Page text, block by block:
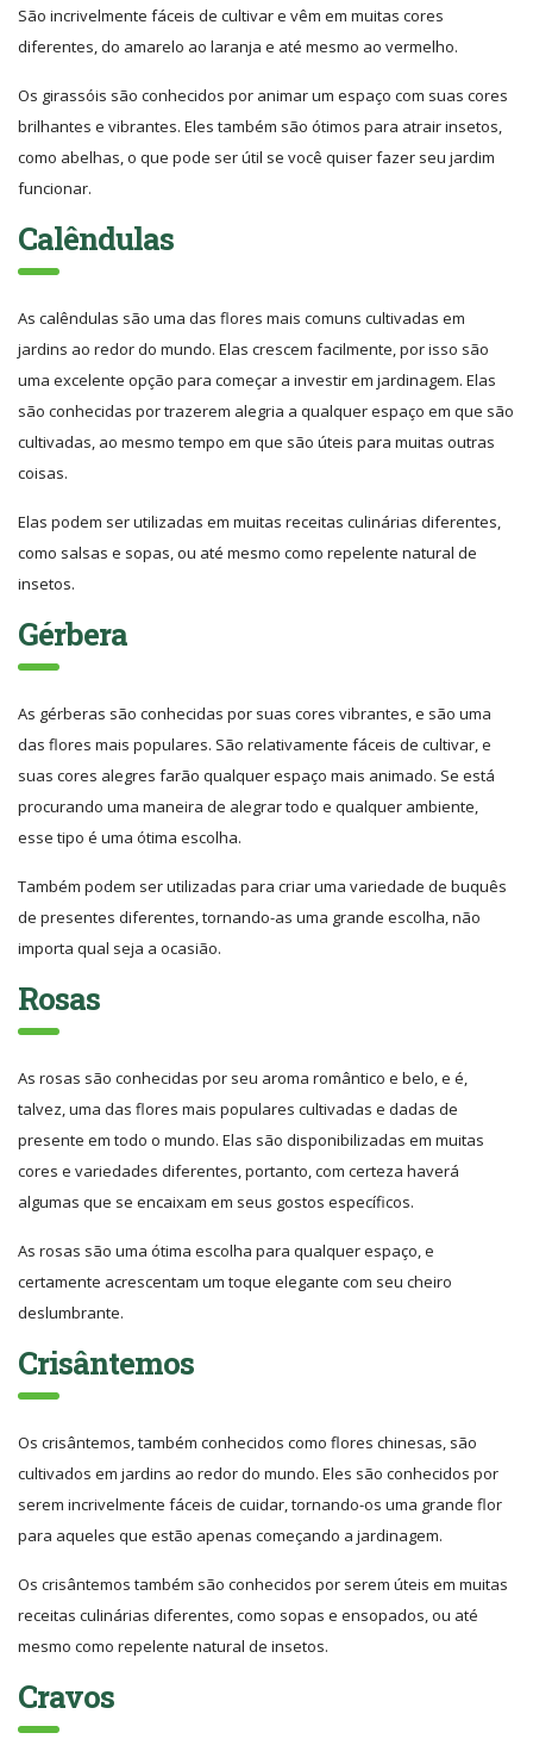
São incrivelmente fáceis de cultivar e vêm em muitas cores
diferentes, do amarelo ao laranja e até mesmo ao vermelho.
Os girassóis são conhecidos por animar um espaço com suas cores
brilhantes e vibrantes. Eles também são ótimos para atrair insetos,
como abelhas, o que pode ser útil se você quiser fazer seu jardim
funcionar.
Calêndulas
As calêndulas são uma das flores mais comuns cultivadas em
jardins ao redor do mundo. Elas crescem facilmente, por isso são
uma excelente opção para começar a investir em jardinagem. Elas
são conhecidas por trazerem alegria a qualquer espaço em que são
cultivadas, ao mesmo tempo em que são úteis para muitas outras
coisas.
Elas podem ser utilizadas em muitas receitas culinárias diferentes,
como salsas e sopas, ou até mesmo como repelente natural de
insetos.
Gérbera
As gérberas são conhecidas por suas cores vibrantes, e são uma
das flores mais populares. São relativamente fáceis de cultivar, e
suas cores alegres farão qualquer espaço mais animado. Se está
procurando uma maneira de alegrar todo e qualquer ambiente,
esse tipo é uma ótima escolha.
Também podem ser utilizadas para criar uma variedade de buquês
de presentes diferentes, tornando-as uma grande escolha, não
importa qual seja a ocasião.
Rosas
As rosas são conhecidas por seu aroma romântico e belo, e é,
talvez, uma das flores mais populares cultivadas e dadas de
presente em todo o mundo. Elas são disponibilizadas em muitas
cores e variedades diferentes, portanto, com certeza haverá
algumas que se encaixam em seus gostos específicos.
As rosas são uma ótima escolha para qualquer espaço, e
certamente acrescentam um toque elegante com seu cheiro
deslumbrante.
Crisântemos
Os crisântemos, também conhecidos como flores chinesas, são
cultivados em jardins ao redor do mundo. Eles são conhecidos por
serem incrivelmente fáceis de cuidar, tornando-os uma grande flor
para aqueles que estão apenas começando a jardinagem.
Os crisântemos também são conhecidos por serem úteis em muitas
receitas culinárias diferentes, como sopas e ensopados, ou até
mesmo como repelente natural de insetos.
Cravos